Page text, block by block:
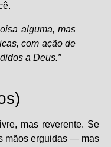
alguma, mas
com ação de
a Deus.”
mas reverente. Se
mãos erguidas — mas